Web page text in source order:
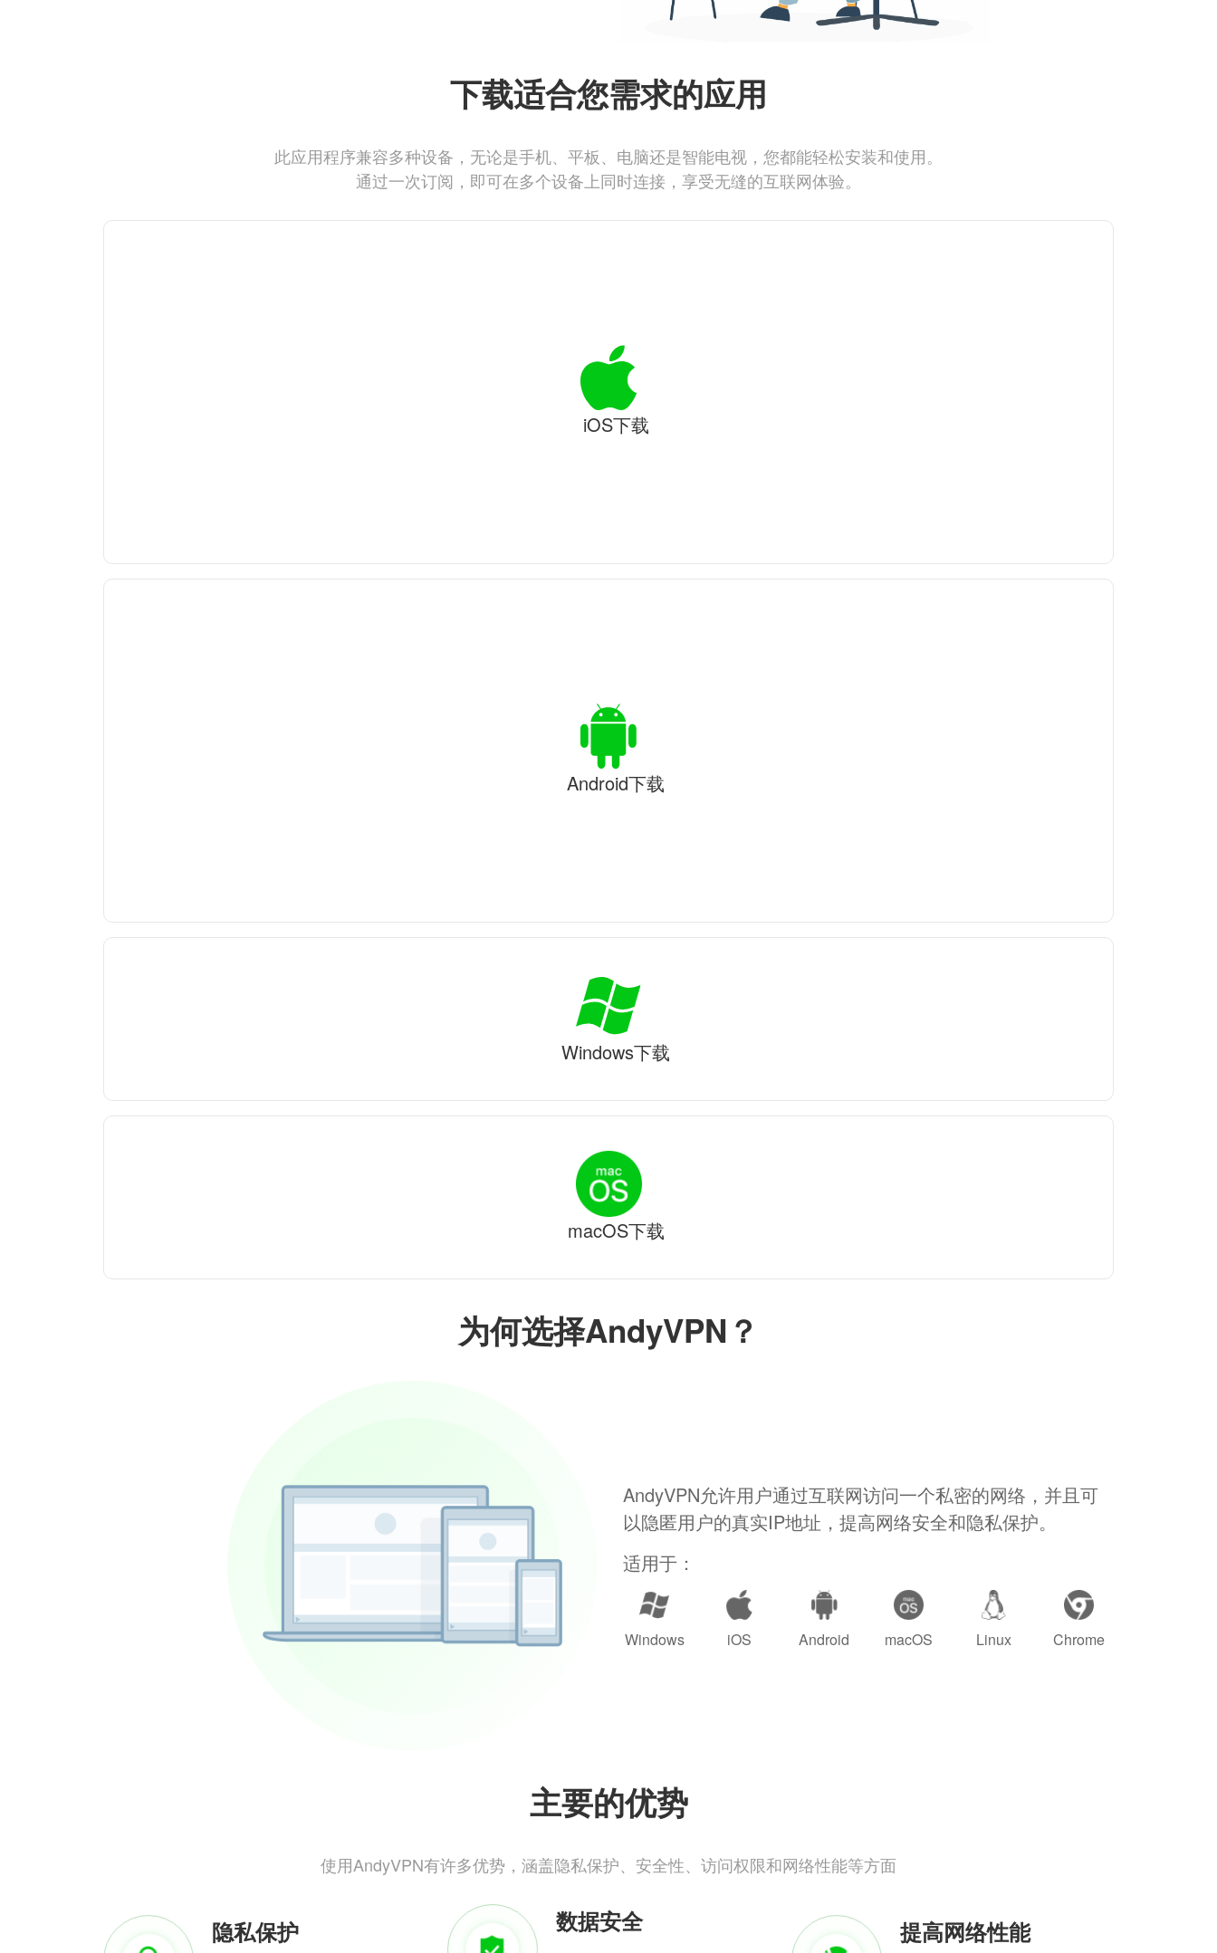
为何选择AndyVPN？
AndyVPN允许用户通过互联网访问一个私密的网络，并且可
以隐匿用户的真实IP地址，提高网络安全和隐私保护。
适用于：
Windows iOS Android macOS Linux Chrome
主要的优势
使用AndyVPN有许多优势，涵盖隐私保护、安全性、访问权限和网络性能等方面
隐私保护 数据安全 提高网络性能
下载适合您需求的应用
此应用程序兼容多种设备，无论是手机、平板、电脑还是智能电视，您都能轻松安装和使用。
通过一次订阅，即可在多个设备上同时连接，享受无缝的互联网体验。
iOS下载
Android下载
Windows下载
macOS下载